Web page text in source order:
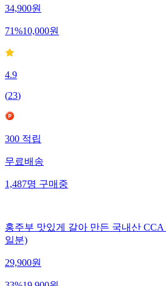
34,900원
71%10,000원
4.9
(23)
300 적립
무료배송
1,487명 구매중
홍주부 맛있게 갈아 만든 국내산 CCA
일분)
29,900원